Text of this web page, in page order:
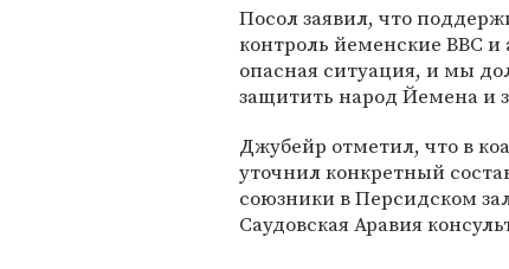
Посол заявил, что
контроль йеменские ВВС и
опасная ситуация, и мы
защитить народ Йемена и
Джубейр отметил, что в
уточнил конкретный
союзники в Персидском
Саудовская Аравия